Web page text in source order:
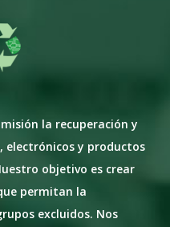
la recuperación y
electrónicos y productos
objetivo es crear
permitan la
excluidos. Nos